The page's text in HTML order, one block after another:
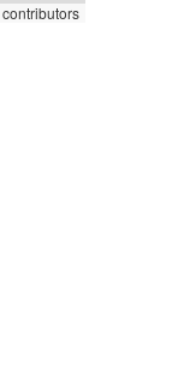
contributors